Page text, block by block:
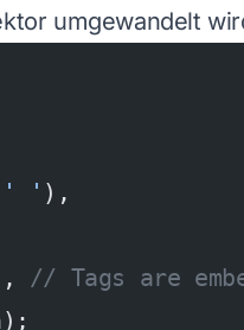
umgewandelt
' ' ),
// Tags are